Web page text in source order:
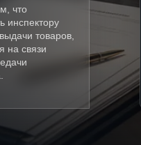
что
инспектору
товаров,
на связи